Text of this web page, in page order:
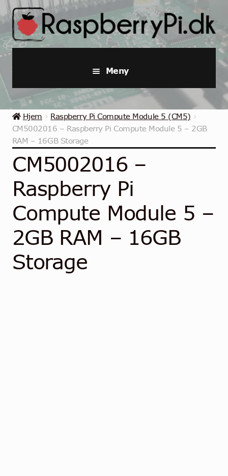
Hopp
til
navigasjon
Hopp
til
innhold
Meny
Raspberry Pi
Startpakker & Kits
Industriell Raspberry Pi
Samlinger
Kontakt
Norsk
Hjem
Raspberry Pi Compute Module 5 (CM5)
CM5002016 – Raspberry Pi Compute Module 5 – 2GB
RAM – 16GB Storage
CM5002016 –
Raspberry Pi
Compute Module 5 –
2GB RAM – 16GB
Storage